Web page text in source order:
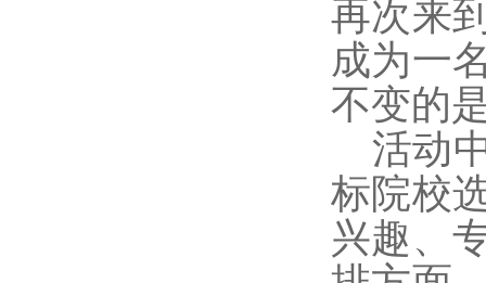
再次来
成为一
不变的
活动
标院校
兴趣、